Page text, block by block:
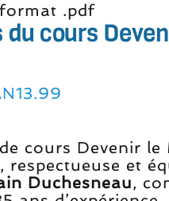
.pdf
du cours
13.99
est :
$
CAN13.99.
cours Devenir
respectueuse et
Duchesneau,